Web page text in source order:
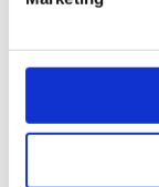
an; Sie müssen
und kommen
Ich habe
beim ASI
Normen